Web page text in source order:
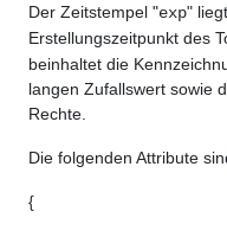
Der Zeitstempel "exp"
Erstellungszeitpunkt des
beinhaltet die
langen Zufallswert sowie
Rechte.
Die folgenden Attribute
{